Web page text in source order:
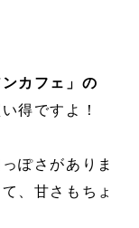
ンカフェ」の
得ですよ！
ぽさがありま
、甘さもちょ